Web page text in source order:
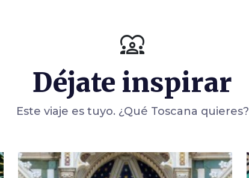
diversity_1
Déjate inspirar
Este viaje es tuyo. ¿Qué Toscana quieres?